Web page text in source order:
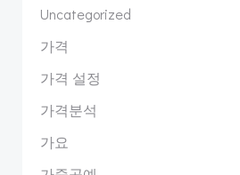
Uncategorized
가격
가격 설정
가격분석
가요